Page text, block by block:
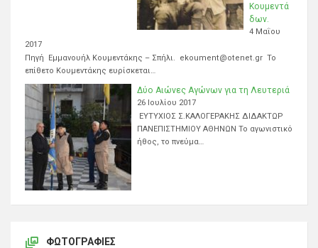
Κουμεντά
δων.
4 Μαΐου
2017
Πηγή Εμμανουήλ Κουμεντάκης – Σπήλι. ekoument@otenet.gr Το
επίθετο Κουμεντάκης ευρίσκεται…
Δύο Αιώνες Αγώνων για τη Λευτεριά
26 Ιουλίου 2017
ΕΥΤΥΧΙΟΣ Σ.ΚΑΛΟΓΕΡΑΚΗΣ ΔΙΔΑΚΤΩΡ
ΠΑΝΕΠΙΣΤΗΜΙΟΥ ΑΘΗΝΩΝ Το αγωνιστικό
ήθος, το πνεύμα…
ΦΩΤΟΓΡΑΦΊΕΣ